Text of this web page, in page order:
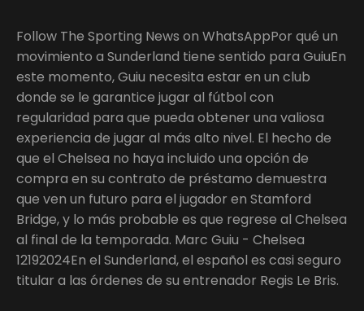
Follow The Sporting News on WhatsAppPor qué un
movimiento a Sunderland tiene sentido para GuiuEn
este momento, Guiu necesita estar en un club
donde se le garantice jugar al fútbol con
regularidad para que pueda obtener una valiosa
experiencia de jugar al más alto nivel. El hecho de
que el Chelsea no haya incluido una opción de
compra en su contrato de préstamo demuestra
que ven un futuro para el jugador en Stamford
Bridge, y lo más probable es que regrese al Chelsea
al final de la temporada. Marc Guiu - Chelsea
12192024En el Sunderland, el español es casi seguro
titular a las órdenes de su entrenador Regis Le Bris.